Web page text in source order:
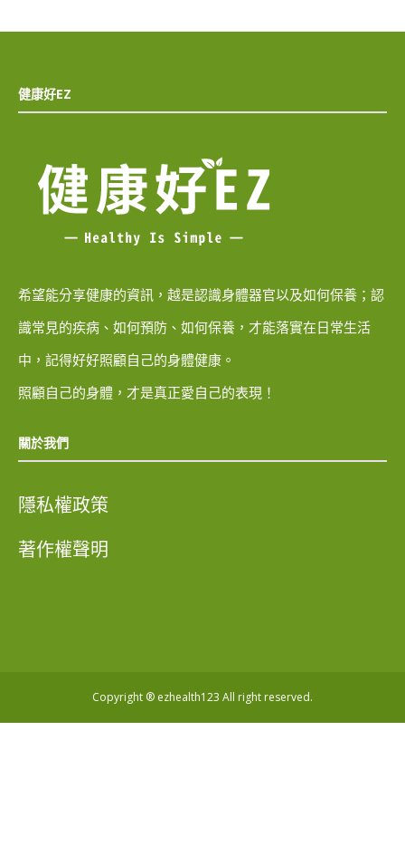
健康好EZ
希望能分享健康的資訊，越是認識身體器官以及如何保養；認
識常見的疾病、如何預防、如何保養，才能落實在日常生活
中，記得好好照顧自己的身體健康。
照顧自己的身體，才是真正愛自己的表現！
關於我們
隱私權政策
著作權聲明
Copyright ® ezhealth123 All right reserved.